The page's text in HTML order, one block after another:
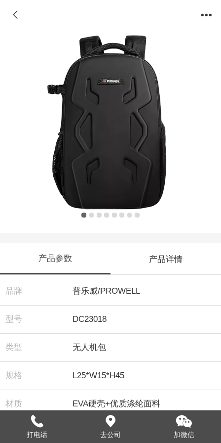
无人机相机背包|防水防撞击户外大容量
产品参数 产品详情
品牌 普乐威/PROWELL
型号 DC23018
类型 无人机包
规格 L25*W15*H45
材质 EVA硬壳+优质涤纶面料
打电话 去公司 加微信